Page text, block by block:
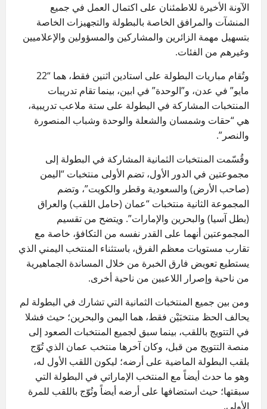
الآونة الأخيرة للاطمئنان على اكتمال العمل في جميع
المنشآت والمرافق الخاصة بالبطولة والتجهيزات الخاصة
بتسهيل مهمة الزائرين والمشاركين والمسؤولين والإعلاميين
وغيرهم من الفئات.
وتُقام مباريات البطولة على استادين اثنين فقط، هما “22
مايو” في عدن، و”الوحدة” في ابين، بينما تقام تدريبات
المنتخبات المشاركة في البطولة على ستة ملاعب تدريبية،
هي “حقات وشمسان والشعلة والوحدة وشباب المنصورة
والنصر”.
وقُسّمت المنتخبات الثمانية المشاركة في البطولة إلى
مجموعتين في الدور الأول، تضم الأولى منتخبات “اليمن
(صاحب الأرض) والسعودية وقطر والكويت”، وتضم
المجموعة الثانية منتخبات “عمان (حامل اللقب) والعراق
(بطل آسيا) والبحرين والإمارات”. ويتضح من تقسيم
المجموعتين أنهما على القدر نفسه من التكافؤ، خاصة مع
تقارب مستويات معظم الفرق، باستثناء المنتخب اليمني الذي
يستطيع تعويض فارق الخبرة من خلال المساندة الجماهيرية
من ناحية وإصرار اللاعبين من ناحية أخرى.
ومن بين جميع المنتخبات الثمانية التي تشارك في البطولة لم
يحالف الحظ منتخبَيْن فقط، هما اليمن والبحرين؛ حيث فشلا
في التتويج باللقب، بينما سبق لجميع المنتخبات الصعود إلى
منصة التتويج من قبل، وكان آخرها منتخب عمان الذي تُوّج
بلقب البطولة الماضية على أرضه؛ ليكون اللقب الأول له،
وهو ما حدث أيضاً مع المنتخب الإماراتي في البطولة التي
سبقتها؛ حيث استضافها على أرضه أيضاً وتُوّج باللقب للمرة
الأولى.